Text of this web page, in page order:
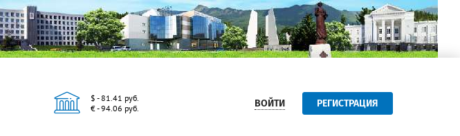
$ - 81.41 руб.
€ - 94.06 руб.
ВОЙТИ РЕГИСТРАЦИЯ